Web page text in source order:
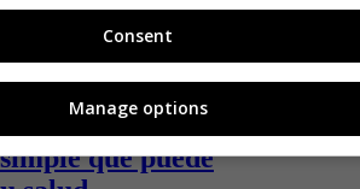
caminar todos los días:
que puede
Consent
Manage options